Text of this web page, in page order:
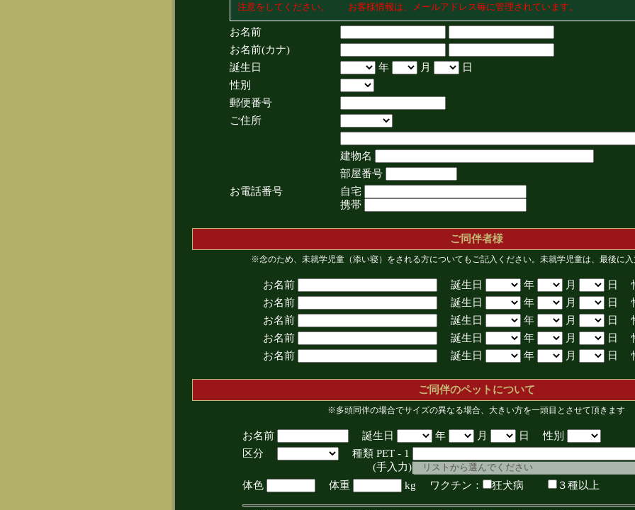
注意をしてください。 お客様情報は、メールアドレス毎に管理されています。
お名前
お名前(カナ)
誕生日
年 月
日
性別
郵便番号
ご住所
建物名
部屋番号
お電話番号
自宅
携帯
ご同伴者様
※念のため、未就学児童（添い寝）をされる方についてもご記入ください。未就学児童は、最後に入
お名前 誕生日 年 月
日
お名前
誕生日 年 月
日
お名前
誕生日 年 月
日
お名前
誕生日 年 月
日
お名前
誕生日 年 月 日
ご同伴のペットについて
※多頭同伴の場合でサイズの異なる場合、大きい方を一頭目とさせて頂きます
お名前 誕生日 年 月
日 性別
区分
種類 PET - 1
(手入力)
体色
体重 kg ワクチン： 狂犬病 ３種以上